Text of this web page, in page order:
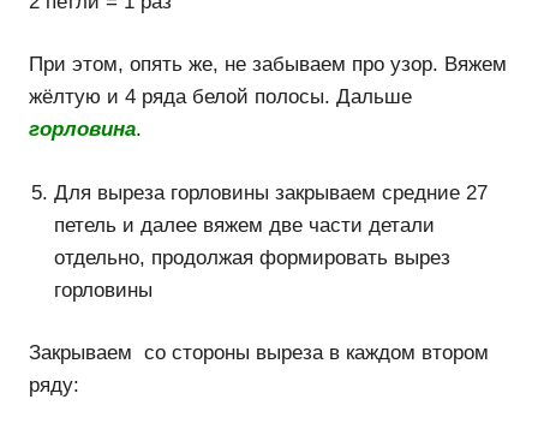
При этом, опять же, не забываем про узор. Вяжем
жёлтую и 4 ряда белой полосы. Дальше
горловина.
Для выреза горловины закрываем средние 27
петель и далее вяжем две части детали
отдельно, продолжая формировать вырез
горловины
Закрываем со стороны выреза в каждом втором
ряду: